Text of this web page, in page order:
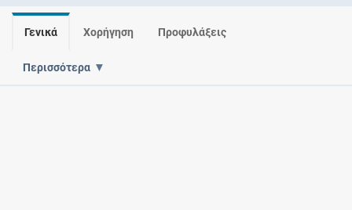
Γενικά Χορήγηση Προφυλάξεις
Περισσότερα